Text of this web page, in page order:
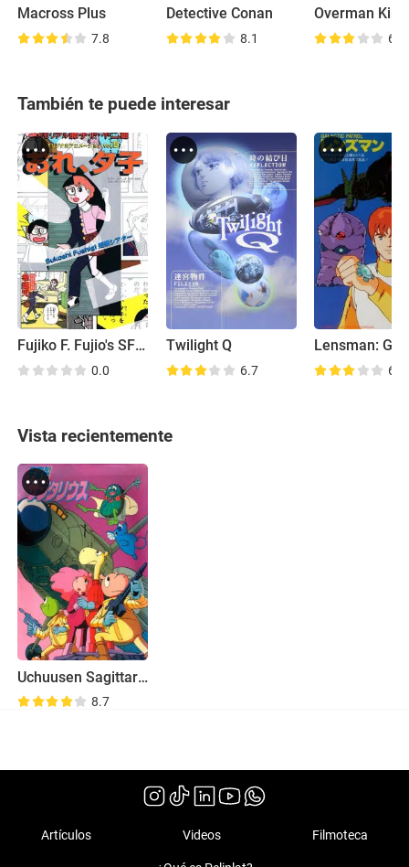
Macross Plus
7.8
Detective Conan
8.1 6.8
También te puede interesar
Fujiko F. Fujio's SF Short Theater
0.0
Twilight Q
6.7 6.4
Vista recientemente
Uchuusen Sagittarius
8.7
Artículos Videos Filmoteca